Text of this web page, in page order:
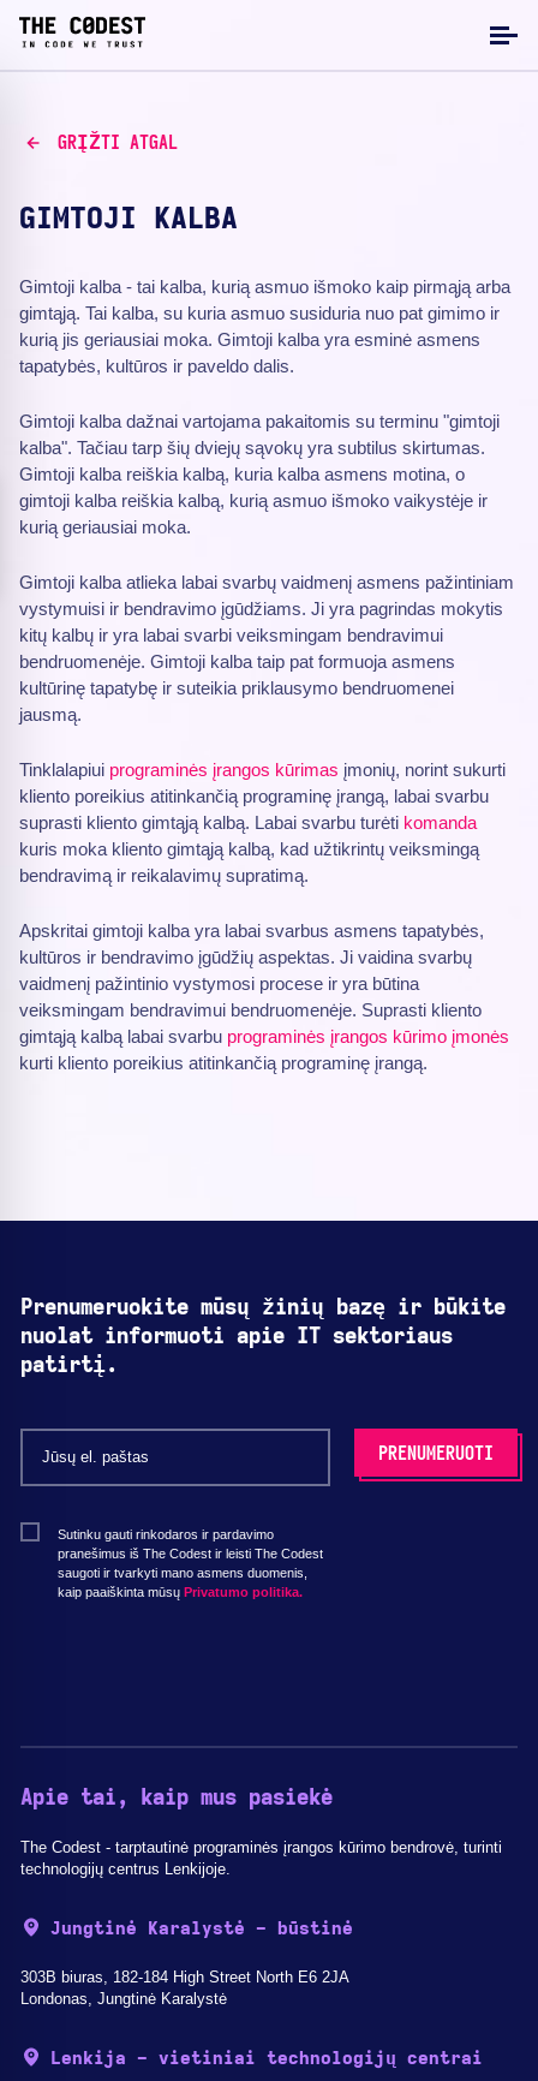
GRĮŽTI ATGAL
GIMTOJI KALBA
Gimtoji kalba - tai kalba, kurią asmuo išmoko kaip pirmąją arba
gimtąją. Tai kalba, su kuria asmuo susiduria nuo pat gimimo ir
kurią jis geriausiai moka. Gimtoji kalba yra esminė asmens
tapatybės, kultūros ir paveldo dalis.
Gimtoji kalba dažnai vartojama pakaitomis su terminu "gimtoji
kalba". Tačiau tarp šių dviejų sąvokų yra subtilus skirtumas.
Gimtoji kalba reiškia kalbą, kuria kalba asmens motina, o
gimtoji kalba reiškia kalbą, kurią asmuo išmoko vaikystėje ir
kurią geriausiai moka.
Gimtoji kalba atlieka labai svarbų vaidmenį asmens pažintiniam
vystymuisi ir bendravimo įgūdžiams. Ji yra pagrindas mokytis
kitų kalbų ir yra labai svarbi veiksmingam bendravimui
bendruomenėje. Gimtoji kalba taip pat formuoja asmens
kultūrinę tapatybę ir suteikia priklausymo bendruomenei
jausmą.
Tinklalapiui programinės įrangos kūrimas įmonių, norint sukurti
kliento poreikius atitinkančią programinę įrangą, labai svarbu
suprasti kliento gimtąją kalbą. Labai svarbu turėti komanda
kuris moka kliento gimtąją kalbą, kad užtikrintų veiksmingą
bendravimą ir reikalavimų supratimą.
Apskritai gimtoji kalba yra labai svarbus asmens tapatybės,
kultūros ir bendravimo įgūdžių aspektas. Ji vaidina svarbų
vaidmenį pažintinio vystymosi procese ir yra būtina
veiksmingam bendravimui bendruomenėje. Suprasti kliento
gimtąją kalbą labai svarbu programinės įrangos kūrimo įmonės
kurti kliento poreikius atitinkančią programinę įrangą.
Prenumeruokite mūsų žinių bazę ir būkite
nuolat informuoti apie IT sektoriaus
patirtį.
Sutinku gauti rinkodaros ir pardavimo
pranešimus iš The Codest ir leisti The Codest
saugoti ir tvarkyti mano asmens duomenis,
kaip paaiškinta mūsų Privatumo politika.
Apie tai, kaip mus pasiekė
The Codest - tarptautinė programinės įrangos kūrimo bendrovė, turinti
technologijų centrus Lenkijoje.
Jungtinė Karalystė - būstinė
303B biuras, 182-184 High Street North E6 2JA
Londonas, Jungtinė Karalystė
Lenkija - vietiniai technologijų centrai